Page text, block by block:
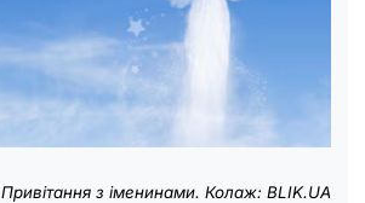
Привітання з іменинами. Колаж: BLIK.UA